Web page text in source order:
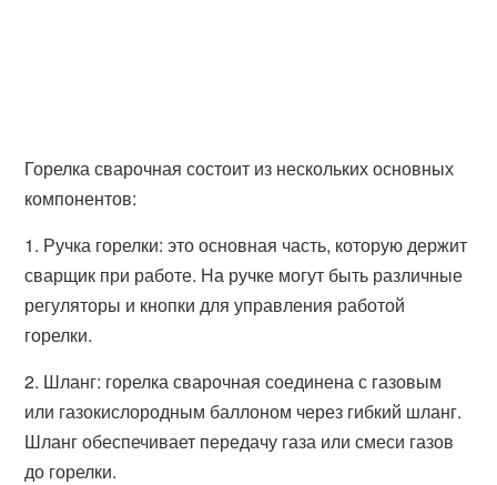
Горелка сварочная состоит из нескольких основных
компонентов:
1. Ручка горелки: это основная часть, которую держит
сварщик при работе. На ручке могут быть различные
регуляторы и кнопки для управления работой
горелки.
2. Шланг: горелка сварочная соединена с газовым
или газокислородным баллоном через гибкий шланг.
Шланг обеспечивает передачу газа или смеси газов
до горелки.